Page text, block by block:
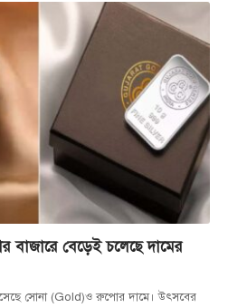
বেড়েই চলেছে দামের
সোনা (Gold)ও রুপোর দামে। উৎসবের